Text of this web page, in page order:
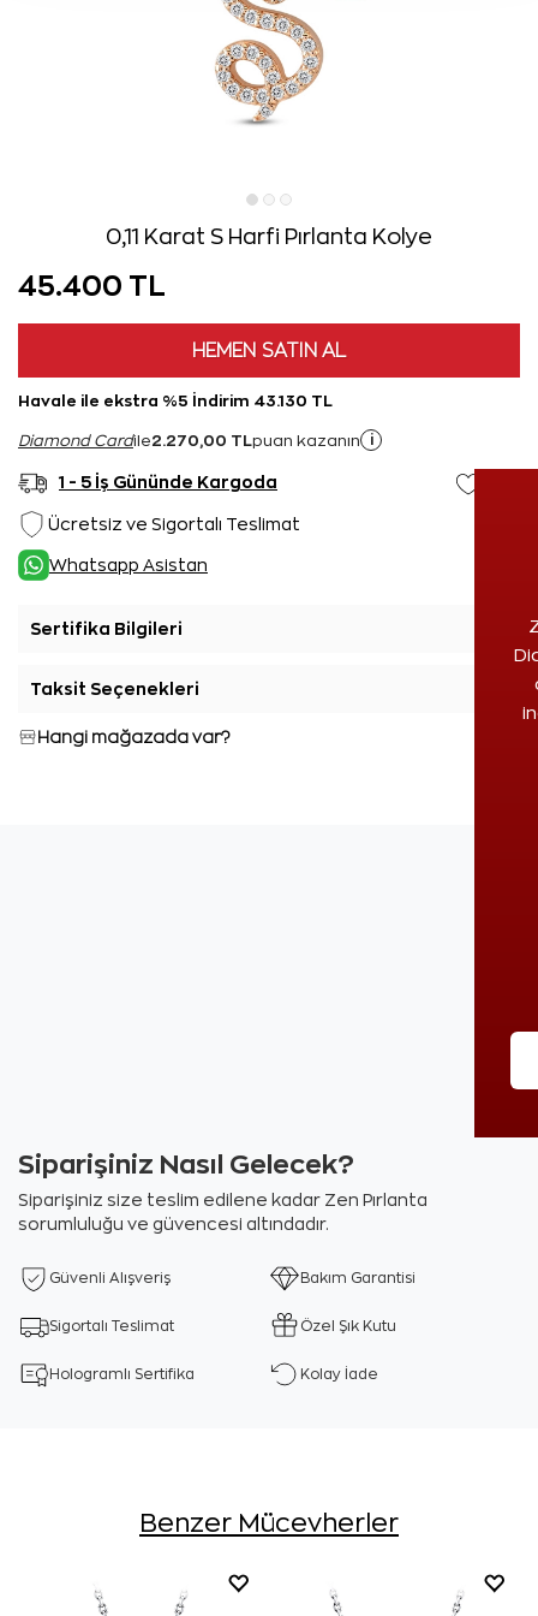
0,11 Karat S Harfi Pırlanta Kolye
45.400 TL
HEMEN SATIN AL
Havale ile ekstra %5 İndirim 43.130 TL
Diamond Cardile2.270,00 TL puan kazanın i
1 - 5 İş Gününde Kargoda
Ücretsiz ve Sigortalı Teslimat
Whatsapp Asistan
Sertifika Bilgileri
Taksit Seçenekleri
Hangi mağazada var?
Siparişiniz Nasıl Gelecek?
Siparişiniz size teslim edilene kadar Zen Pırlanta
sorumluluğu ve güvencesi altındadır.
Güvenli Alışveriş Bakım Garantisi
Sigortalı Teslimat Özel Şık Kutu
Hologramlı Sertifika Kolay İade
Benzer Mücevherler